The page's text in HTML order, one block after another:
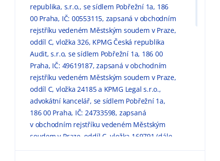
republika, s.r.o., se sídlem Pobřežní 1a, 186
00 Praha, IČ: 00553115, zapsaná v obchodním
rejstříku vedeném Městským soudem v Praze,
oddíl C, vložka 326, KPMG Česká republika
Audit, s.r.o, se sídlem Pobřežní 1a, 186 00
Praha, IČ: 49619187, zapsaná v obchodním
rejstříku vedeném Městským soudem v Praze,
oddíl C, vložka 24185 a KPMG Legal s.r.o.,
advokátní kancelář, se sídlem Pobřežní 1a,
186 00 Praha, IČ: 24733598, zapsaná
v obchodním rejstříku vedeném Městským
soudem v Praze, oddíl C, vložka 169791 (dále